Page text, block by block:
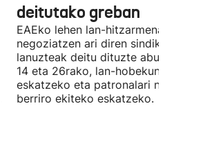
deitutako greban
EAEko lehen lan-hitzarmena
negoziatzen ari diren sindikatuek
lanuzteak deitu dituzte abuztuaren 5,
14 eta 26rako, lan-hobekuntzak
eskatzeko eta patronalari
berriro ekiteko eskatzeko.